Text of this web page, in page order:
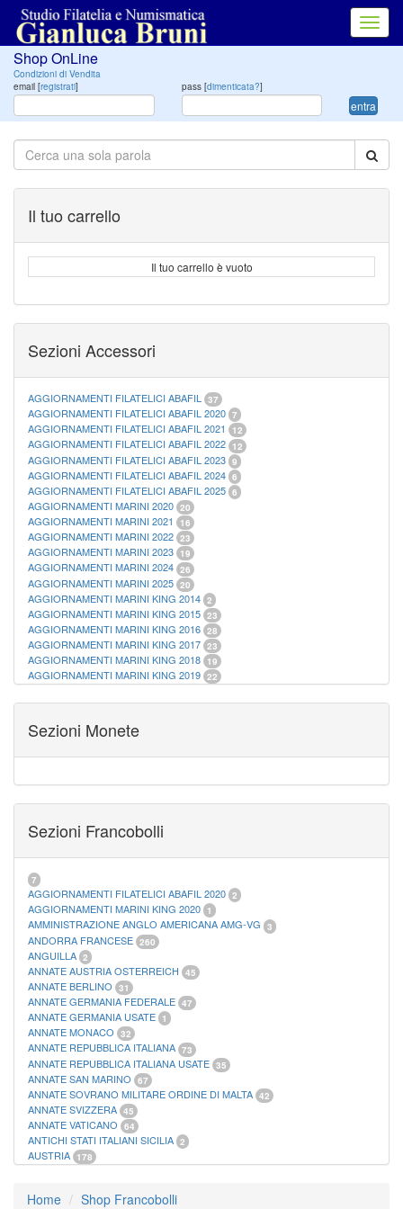
Shop OnLine
Condizioni di Vendita
email [registrati] pass [dimenticata?]
entra
Il tuo carrello
Il tuo carrello è vuoto
Sezioni Accessori
AGGIORNAMENTI FILATELICI ABAFIL 37
AGGIORNAMENTI FILATELICI ABAFIL 2020 7
AGGIORNAMENTI FILATELICI ABAFIL 2021 12
AGGIORNAMENTI FILATELICI ABAFIL 2022 12
AGGIORNAMENTI FILATELICI ABAFIL 2023 9
AGGIORNAMENTI FILATELICI ABAFIL 2024 6
AGGIORNAMENTI FILATELICI ABAFIL 2025 6
AGGIORNAMENTI MARINI 2020 20
AGGIORNAMENTI MARINI 2021 16
AGGIORNAMENTI MARINI 2022 23
AGGIORNAMENTI MARINI 2023 19
AGGIORNAMENTI MARINI 2024 26
AGGIORNAMENTI MARINI 2025 20
AGGIORNAMENTI MARINI KING 2014 2
AGGIORNAMENTI MARINI KING 2015 23
AGGIORNAMENTI MARINI KING 2016 28
AGGIORNAMENTI MARINI KING 2017 23
AGGIORNAMENTI MARINI KING 2018 19
AGGIORNAMENTI MARINI KING 2019 22
ALBUM PER CARTAMONETA 1
CARTELLE FILATELICHE MARINI
21
FOGLI FILATELICI VATICANO 37
FOGLI MARINI PERIODI SEPARATI VATICANO
MATERIALE FILATELICO MARINI 33
RACCOGLITORI XL
Sezioni Monete
Sezioni Francobolli
7
AGGIORNAMENTI FILATELICI ABAFIL 2020 2
AGGIORNAMENTI MARINI KING 2020 1
AMMINISTRAZIONE ANGLO AMERICANA AMG-VG 3
ANDORRA FRANCESE 260
ANGUILLA 2
ANNATE AUSTRIA OSTERREICH 45
ANNATE BERLINO 31
ANNATE GERMANIA FEDERALE 47
ANNATE GERMANIA USATE 1
ANNATE MONACO 32
ANNATE REPUBBLICA ITALIANA 73
ANNATE REPUBBLICA ITALIANA USATE 35
ANNATE SAN MARINO 67
ANNATE SOVRANO MILITARE ORDINE DI MALTA 42
ANNATE SVIZZERA 45
ANNATE VATICANO 64
ANTICHI STATI ITALIANI SICILIA 2
AUSTRIA 178
CASTELROSSO 10
Home
Shop Francobolli